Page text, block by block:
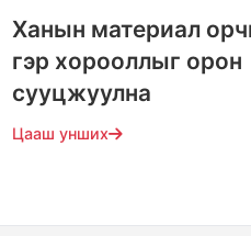
Ханын материал
гэр хорооллыг орон
сууцжуулна
Цааш унших